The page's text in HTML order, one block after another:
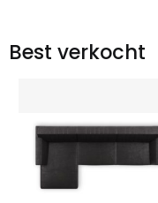
Best verkocht